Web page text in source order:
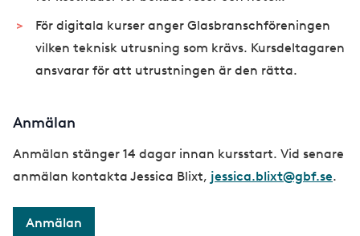
För digitala kurser anger Glasbranschföreningen
vilken teknisk utrusning som krävs. Kursdeltagaren
ansvarar för att utrustningen är den rätta.
Anmälan
Anmälan stänger 14 dagar innan kursstart. Vid senare
anmälan kontakta Jessica Blixt, jessica.blixt@gbf.se.
Anmälan